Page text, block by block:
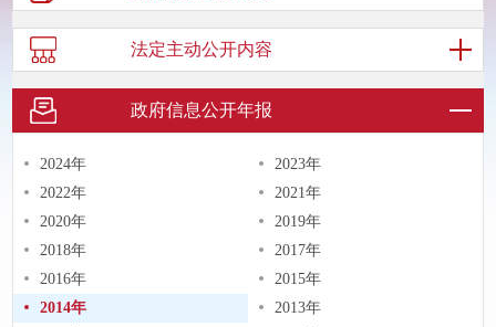
法定主动公开内容
政府信息公开年报
2024年
2023年
2022年
2021年
2020年
2019年
2018年
2017年
2016年
2015年
2014年
2013年